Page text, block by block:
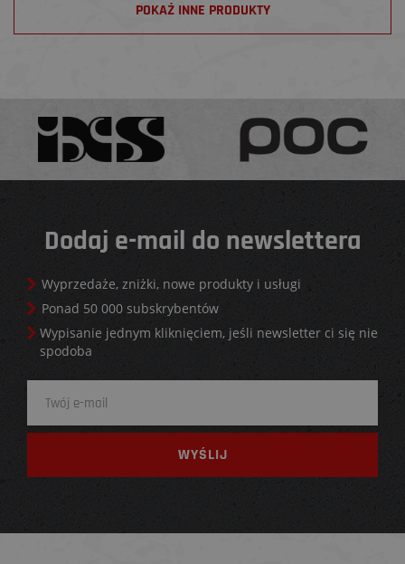
POKAŻ INNE PRODUKTY
Dodaj e-mail do newslettera
Wyprzedaże, zniżki, nowe produkty i usługi
Ponad 50 000 subskrybentów
Wypisanie jednym kliknięciem, jeśli newsletter ci się nie
spodoba